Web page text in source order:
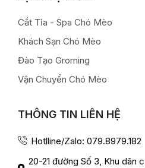
Cắt Tỉa - Spa Chó Mèo
Khách Sạn Chó Mèo
Đào Tạo Groming
Vận Chuyển Chó Mèo
THÔNG TIN LIÊN HỆ
Hotlline/Zalo: 079.8979.182
20-21 đường Số 3, Khu dân